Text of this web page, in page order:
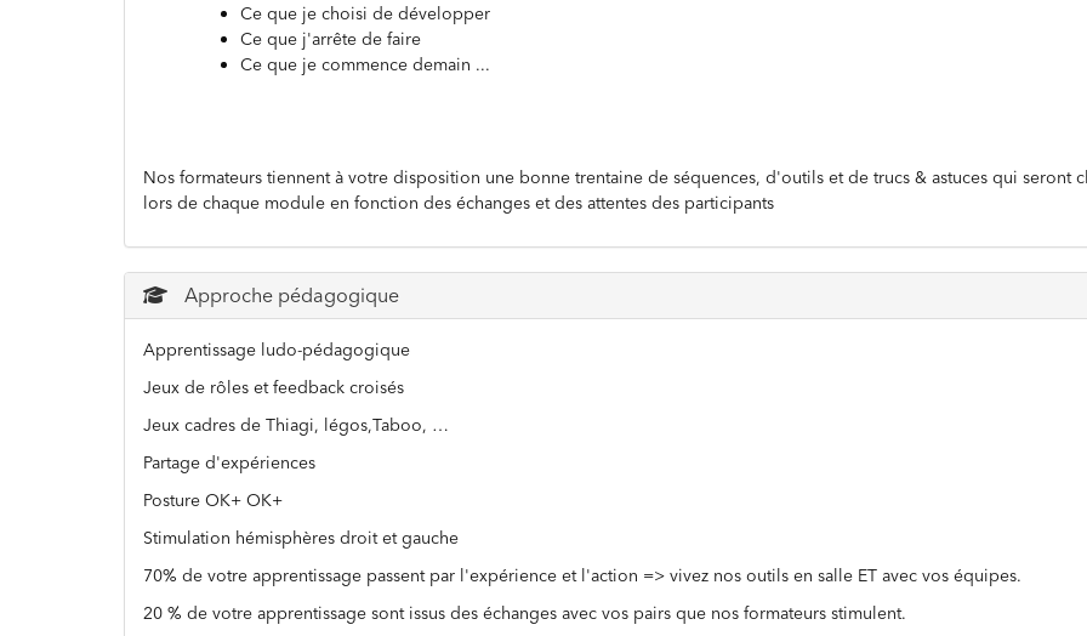
Ce que je choisi de développer
Ce que j'arrête de faire
Ce que je commence demain ...
Nos formateurs tiennent à votre disposition une bonne trentaine de séquences, d'outils et de trucs & astuces qui seront
lors de chaque module en fonction des échanges et des attentes des participants
Approche pédagogique
Apprentissage ludo-pédagogique
Jeux de rôles et feedback croisés
Jeux cadres de Thiagi, légos,Taboo, …
Partage d'expériences
Posture OK+ OK+
Stimulation hémisphères droit et gauche
70% de votre apprentissage passent par l'expérience et l'action => vivez nos outils en salle ET avec vos équipes.
20 % de votre apprentissage sont issus des échanges avec vos pairs que nos formateurs stimulent.